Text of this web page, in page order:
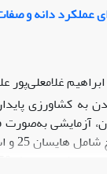
به فلزات سنگین
مشابه قابل
عملکرد دانه و
غلامعلی‌پور